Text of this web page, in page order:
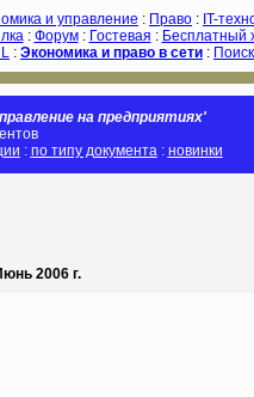
и управление : Право : IT-
: Форум: Гостевая : Бесплатный
: Экономика и право в сети :
на предприятиях'
: по типу документа: новинки
2006 г.